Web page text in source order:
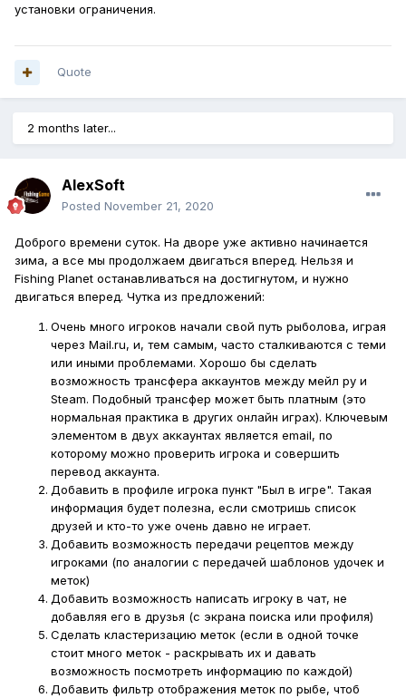
установки ограничения.
Quote
2 months later...
AlexSoft
Posted November 21, 2020
Доброго времени суток. На дворе уже активно начинается
зима, а все мы продолжаем двигаться вперед. Нельзя и
Fishing Planet останавливаться на достигнутом, и нужно
двигаться вперед. Чутка из предложений:
Очень много игроков начали свой путь рыболова, играя
через Mail.ru, и, тем самым, часто сталкиваются с теми
или иными проблемами. Хорошо бы сделать
возможность трансфера аккаунтов между мейл ру и
Steam. Подобный трансфер может быть платным (это
нормальная практика в других онлайн играх). Ключевым
элементом в двух аккаунтах является email, по
которому можно проверить игрока и совершить
перевод аккаунта.
Добавить в профиле игрока пункт "Был в игре". Такая
информация будет полезна, если смотришь список
друзей и кто-то уже очень давно не играет.
Добавить возможность передачи рецептов между
игроками (по аналогии с передачей шаблонов удочек и
меток)
Добавить возможность написать игроку в чат, не
добавляя его в друзья (с экрана поиска или профиля)
Сделать кластеризацию меток (если в одной точке
стоит много меток - раскрывать их и давать
возможность посмотреть информацию по каждой)
Добавить фильтр отображения меток по рыбе, чтоб